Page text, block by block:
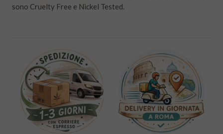
sono Cruelty Free e Nickel Tested.